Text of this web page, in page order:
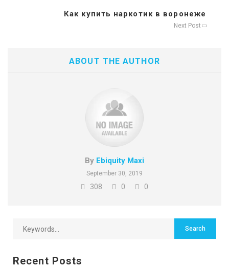
Как купить наркотик в воронеже
Next Post
ABOUT THE AUTHOR
By Ebiquity Maxi
September 30, 2019
308 0 0
Recent Posts